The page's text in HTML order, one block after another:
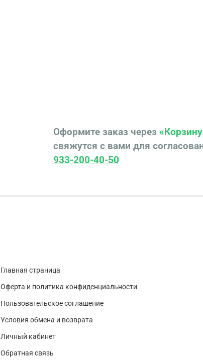
Оформите заказ через
свяжутся с вами для
933-200-40-50
Главная страница
Оферта и политика конфиденциальности
Пользовательское соглашение
Условия обмена и возврата
Личный кабинет
Обратная связь